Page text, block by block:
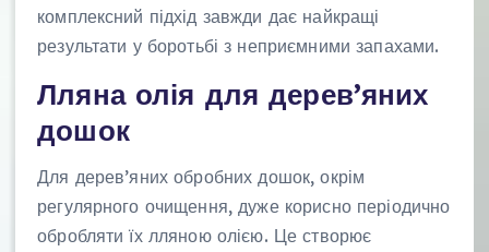
комплексний підхід завжди дає найкращі
результати у боротьбі з неприємними запахами.
Лляна олія для дерев’яних
дошок
Для дерев’яних обробних дошок, окрім
регулярного очищення, дуже корисно періодично
обробляти їх лляною олією. Це створює